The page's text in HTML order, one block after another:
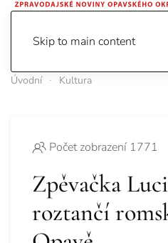
Skip to main content
Úvodní Kultura
Počet zobrazení 1771
Zpěvačka
roztančí